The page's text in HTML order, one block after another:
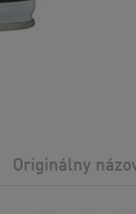
Originálny